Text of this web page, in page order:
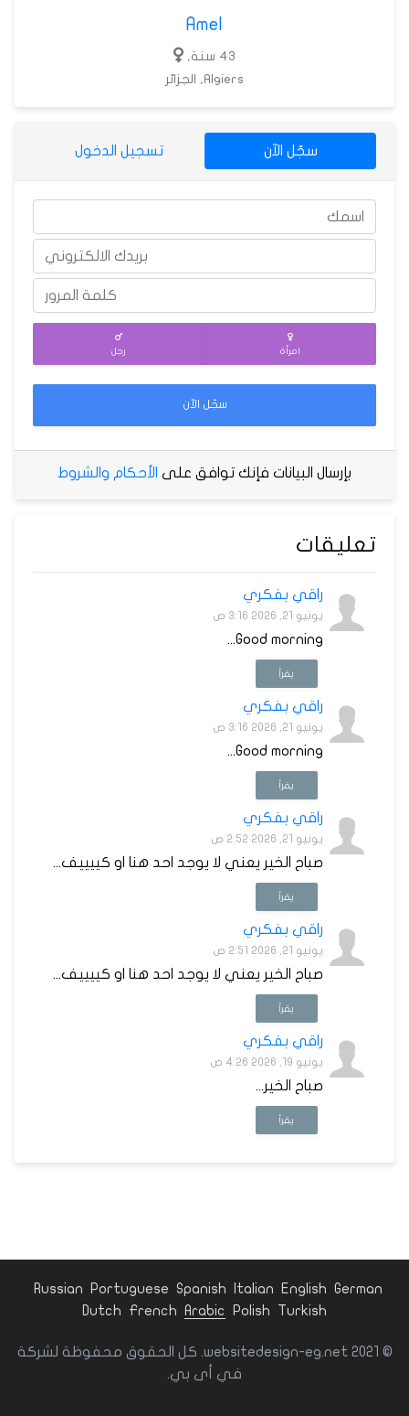
Amel
43 سنة,
Algiers, الجزائر
سجّل الآن تسجيل الدخول
امرأة رجل
سجّل الآن
بإرسال البيانات فإنك توافق على الأحكام والشروط
تعليقات
راقي بفكري
يونيو 21, 2026 3:16 ص
Good morning...
يقرأ
راقي بفكري
يونيو 21, 2026 3:16 ص
Good morning...
يقرأ
راقي بفكري
يونيو 21, 2026 2:52 ص
صباح الخير يعني لا يوجد احد هنا او كييييف...
يقرأ
راقي بفكري
يونيو 21, 2026 2:51 ص
صباح الخير يعني لا يوجد احد هنا او كييييف...
يقرأ
راقي بفكري
يونيو 19, 2026 4:26 ص
صباح الخير...
يقرأ
German
English
Italian
Spanish
Portuguese
Russian
Turkish
Polish
Arabic
French
Dutch
© websitedesign-eg.net 2021. كل الحقوق محفوظة لشركة
في أى بي.